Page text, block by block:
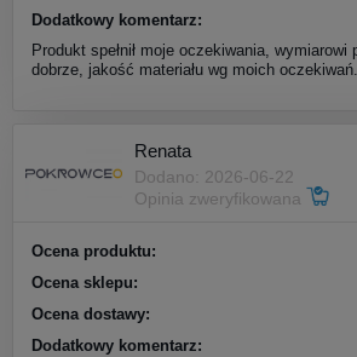
Dodatkowy komentarz:
Produkt spełnił moje oczekiwania, wymiarowi
dobrze, jakość materiału wg moich oczekiwań.
Renata
Dodano: 2026-06-22
Opinia zweryfikowana
Ocena produktu:
Ocena sklepu:
Ocena dostawy:
Dodatkowy komentarz: